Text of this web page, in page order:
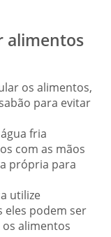
alimentos
os alimentos,
para evitar
fria
com as mãos
própria para
utilize
eles podem ser
alimentos